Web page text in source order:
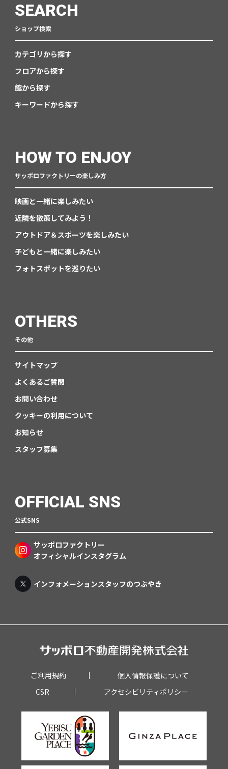
SEARCH
ショップ検索
カテゴリから探す
フロアから探す
館から探す
キーワードから探す
HOW TO ENJOY
サッポロファクトリーの楽しみ方
映画と一緒に楽しみたい
近隣を散策してみよう！
アウトドア＆スポーツを楽しみたい
子どもと一緒に楽しみたい
フォトスポットを巡りたい
OTHERS
その他
サイトマップ
よくあるご質問
お問い合わせ
クッキーの利用について
お知らせ
スタッフ募集
OFFICIAL SNS
公式SNS
サッポロファクトリー
オフィシャルインスタグラム
インフォメーションスタッフのつぶやき
ご利用規約
個人情報保護について
CSR
アクセシビリティポリシー